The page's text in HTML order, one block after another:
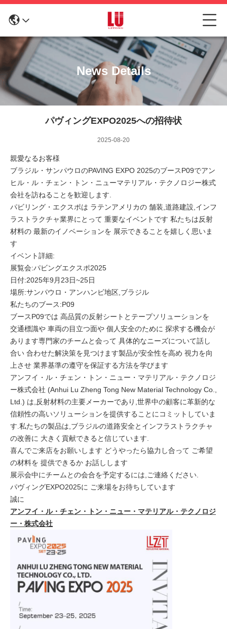
News Details
パヴィングEXPO2025への招待状
2025-08-20
親愛なるお客様
ブラジル・サンパウロのPAVING EXPO 2025のブースP09でアン
ヒル・ル・チェン・トン・ニューマテリアル・テクノロジー株式
会社を訪ねることを歓迎します.
パビリング・エクスポは ラテンアメリカの 舗装,道路建設,インフ
ラストラクチャ業界にとって 重要なイベントです 私たちは反射
材料の 最新のイノベーションを 展示できることを嬉しく思いま
す
イベント詳細:
展覧会:パビングエクスポ2025
日付:2025年9月23日~25日
場所:サンパウロ・アンハンビ地区,ブラジル
私たちのブース:P09
ブースP09では 高品質の反射シートとテープソリューションを
交通標識や 車両の目立つ面や 個人安全のために 探求する機会が
あります専門家のチームと会って 具体的なニーズについて話し
合い 合わせた解決策を見つけます製品が安全性を高め 視力を向
上させ 業界基準の遵守を保証する方法を学びます
アンフイ・ル・チェン・トン・ニュー・マテリアル・テクノロジ
ー株式会社 (Anhui Lu Zheng Tong New Material Technology Co.,
Ltd.) は,反射材料の主要メーカーであり,世界中の顧客に革新的な
信頼性の高いソリューションを提供することにコミットしていま
す.私たちの製品は,ブラジルの道路安全とインフラストラクチャ
の改善に 大きく貢献できると信じています.
喜んでご来店をお願いします どうやったら協力し合って ご希望
の材料を 提供できるか お話しします
展示会中にチームとの会合を予定するには,ご連絡ください.
パヴィングEXPO2025に ご来場をお待ちしています
誠に
アンフイ・ル・チェン・トン・ニュー・マテリアル・テクノロジ
ー・株式会社